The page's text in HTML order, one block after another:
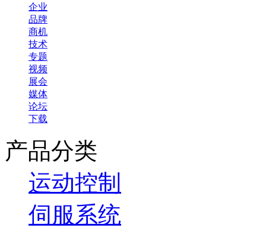
企业
品牌
商机
技术
专题
视频
展会
媒体
论坛
下载
产品分类
运动控制
伺服系统